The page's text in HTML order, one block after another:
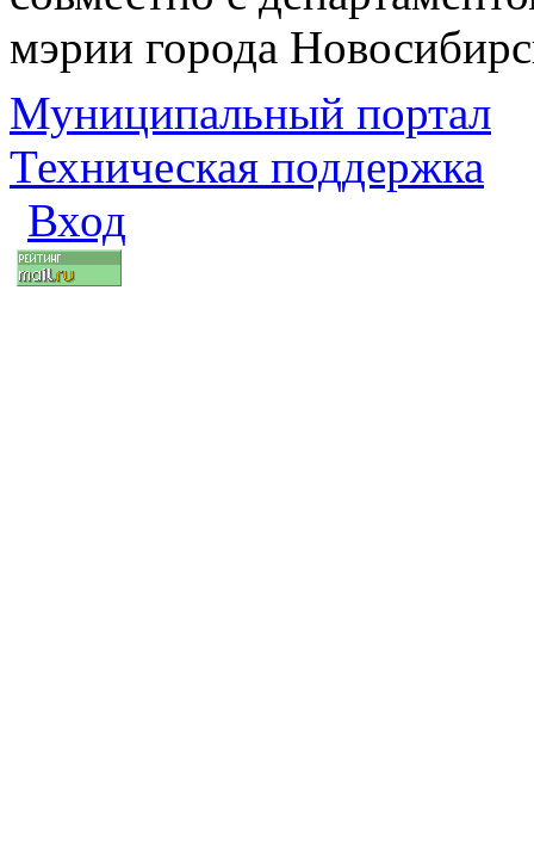
мэрии города
Муниципальный портал
Техническая поддержка
Вход